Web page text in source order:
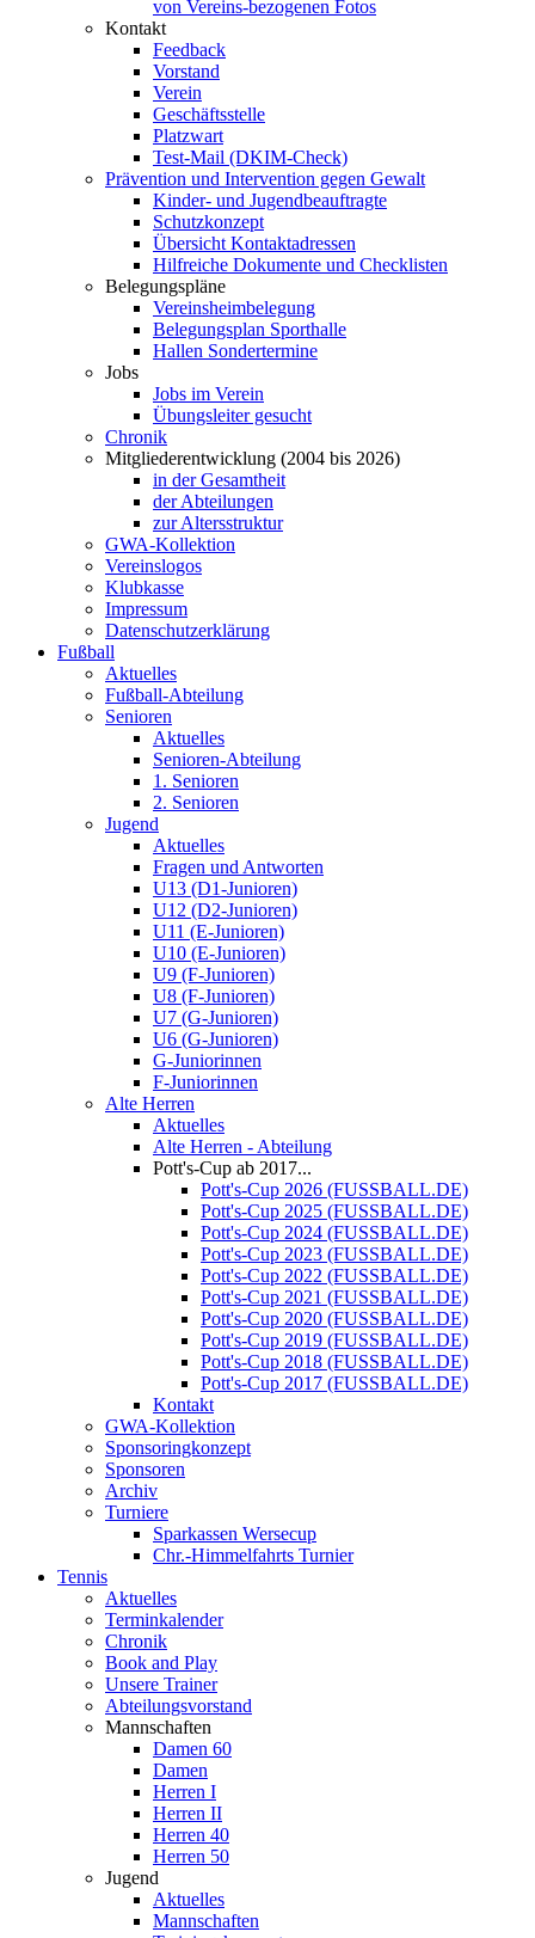
von Vereins-bezogenen Fotos
Kontakt
Feedback
Vorstand
Verein
Geschäftsstelle
Platzwart
Test-Mail (DKIM-Check)
Prävention und Intervention gegen Gewalt
Kinder- und Jugendbeauftragte
Schutzkonzept
Übersicht Kontaktadressen
Hilfreiche Dokumente und Checklisten
Belegungspläne
Vereinsheimbelegung
Belegungsplan Sporthalle
Hallen Sondertermine
Jobs
Jobs im Verein
Übungsleiter gesucht
Chronik
Mitgliederentwicklung (2004 bis 2026)
in der Gesamtheit
der Abteilungen
zur Altersstruktur
GWA-Kollektion
Vereinslogos
Klubkasse
Impressum
Datenschutzerklärung
Fußball
Aktuelles
Fußball-Abteilung
Senioren
Aktuelles
Senioren-Abteilung
1. Senioren
2. Senioren
Jugend
Aktuelles
Fragen und Antworten
U13 (D1-Junioren)
U12 (D2-Junioren)
U11 (E-Junioren)
U10 (E-Junioren)
U9 (F-Junioren)
U8 (F-Junioren)
U7 (G-Junioren)
U6 (G-Junioren)
G-Juniorinnen
F-Juniorinnen
Alte Herren
Aktuelles
Alte Herren - Abteilung
Pott's-Cup ab 2017...
Pott's-Cup 2026 (FUSSBALL.DE)
Pott's-Cup 2025 (FUSSBALL.DE)
Pott's-Cup 2024 (FUSSBALL.DE)
Pott's-Cup 2023 (FUSSBALL.DE)
Pott's-Cup 2022 (FUSSBALL.DE)
Pott's-Cup 2021 (FUSSBALL.DE)
Pott's-Cup 2020 (FUSSBALL.DE)
Pott's-Cup 2019 (FUSSBALL.DE)
Pott's-Cup 2018 (FUSSBALL.DE)
Pott's-Cup 2017 (FUSSBALL.DE)
Kontakt
GWA-Kollektion
Sponsoringkonzept
Sponsoren
Archiv
Turniere
Sparkassen Wersecup
Chr.-Himmelfahrts Turnier
Tennis
Aktuelles
Terminkalender
Chronik
Book and Play
Unsere Trainer
Abteilungsvorstand
Mannschaften
Damen 60
Damen
Herren I
Herren II
Herren 40
Herren 50
Jugend
Aktuelles
Mannschaften